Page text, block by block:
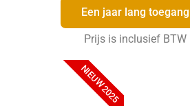
Een jaar lang toegang
Prijs is inclusief BTW
NIEUW 2025